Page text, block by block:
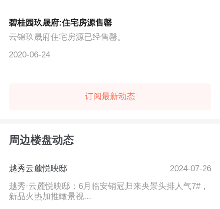
碧桂园玖晟府:住宅房源售罄
云锦玖晟府住宅房源已经售罄。
2020-06-24
订阅最新动态
周边楼盘动态
越秀云麓悦映邸
2024-07-26
越秀·云麓悦映邸：6月临安销冠归来央景头排人气7#，
新品火热加推瞰景视...